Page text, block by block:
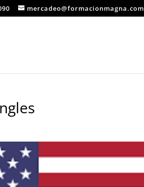
mercadeo@formacionmagna.com